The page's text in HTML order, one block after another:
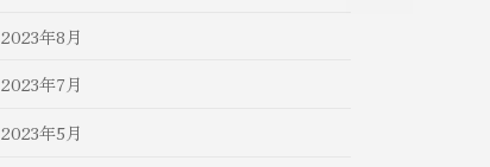
2023年8月
2023年7月
2023年5月